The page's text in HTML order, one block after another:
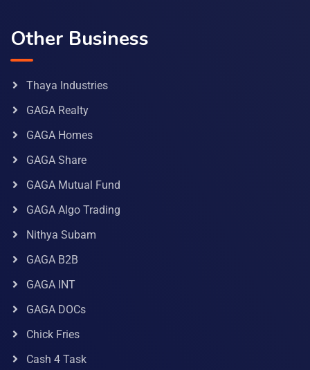
Other Business
Thaya Industries
GAGA Realty
GAGA Homes
GAGA Share
GAGA Mutual Fund
GAGA Algo Trading
Nithya Subam
GAGA B2B
GAGA INT
GAGA DOCs
Chick Fries
Cash 4 Task